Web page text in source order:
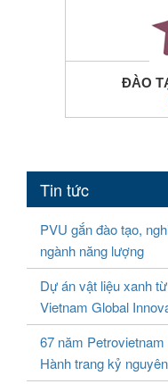
ĐÀO
Tin tức
PVU gắn đào tạo,
ngành năng lượng
Dự án vật liệu xanh
Vietnam Global
67 năm
Hành trang kỷ